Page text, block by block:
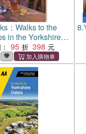
：Walks to the
in the Yorkshire
95 398
8.